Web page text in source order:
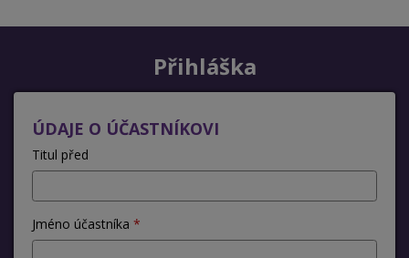
Přihláška
ÚDAJE O ÚČASTNÍKOVI
Titul před
Jméno účastníka